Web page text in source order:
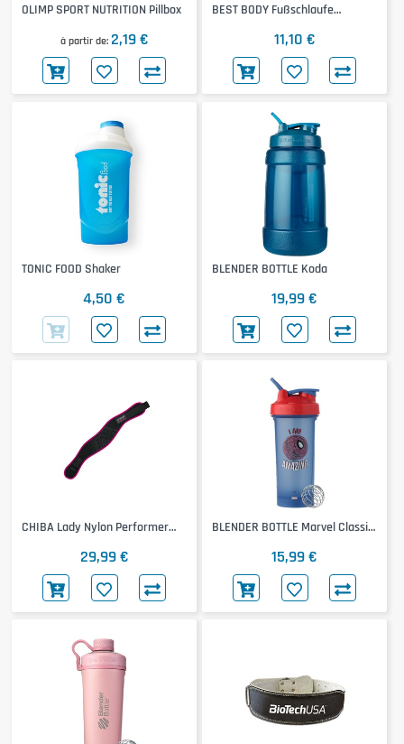
OLIMP SPORT NUTRITION Pillbox
à partir de 2,19 €
BEST BODY Fußschlaufe
11,10 €
TONIC FOOD Shaker
4,50 €
BLENDER BOTTLE Koda
19,99 €
CHIBA Lady Nylon Performer
29,99 €
BLENDER BOTTLE Marvel Classic
15,99 €